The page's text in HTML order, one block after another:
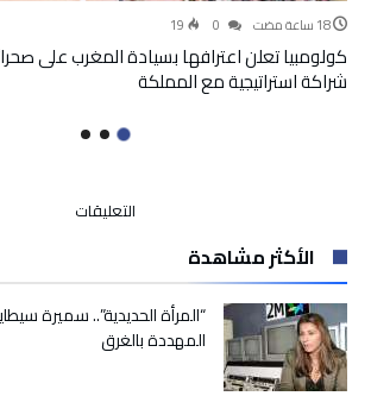
19
كولومبيا تعلن اعترافها بسيادة المغرب على
شراكة استراتيجية مع المملكة
التعليقات
يكتب
عن:
إفك
الأكثر مشاهدة
المهددة بالغرق